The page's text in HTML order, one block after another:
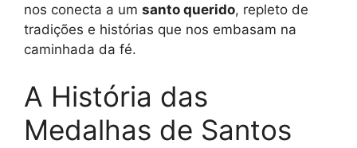
nos conecta a um santo querido, repleto de
tradições e histórias que nos embasam na
caminhada da fé.
A História das
Medalhas de Santos